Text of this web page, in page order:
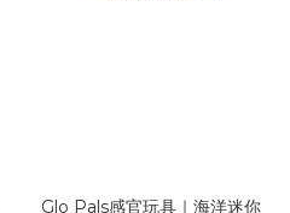
Glo Pals感官玩具｜海洋迷你